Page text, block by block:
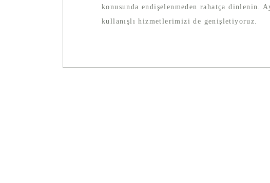
konusunda endişelenmeden rahatça dinlenin.
kullanışlı hizmetlerimizi de genişletiyoruz.